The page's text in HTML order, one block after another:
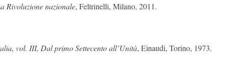
Rivoluzione nazionale, Feltrinelli, Milano, 2011.
vol. III, Dal primo Settecento all’Unità, Einaudi, Torino, 1973.